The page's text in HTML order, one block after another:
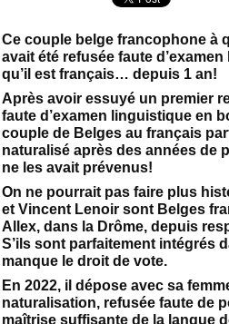
Ce couple belge francophone à
avait été refusée faute
qu’il est français… depuis 1 an!
Après avoir essuyé un premier
faute d’examen linguistique en
couple de Belges au français
naturalisé après des années de
ne les avait prévenus!
On ne pourrait pas faire plus
et Vincent Lenoir sont Belges
Allex, dans la Drôme, depuis
S’ils sont parfaitement intégrés
manque le droit de vote.
En 2022, il dépose avec sa
naturalisation, refusée faute de
maîtrise suffisante de la langue